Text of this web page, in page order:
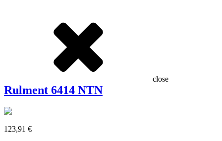
close
Rulment 6414 NTN
123,91 €